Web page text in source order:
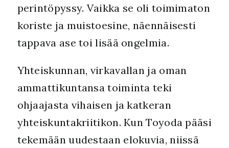
perintöpyssy. Vaikka se oli toimimaton
koriste ja muistoesine, näennäisesti
tappava ase toi lisää ongelmia.
Yhteiskunnan, virkavallan ja oman
ammattikuntansa toiminta teki
ohjaajasta vihaisen ja katkeran
yhteiskuntakriitikon. Kun Toyoda pääsi
tekemään uudestaan elokuvia, niissä